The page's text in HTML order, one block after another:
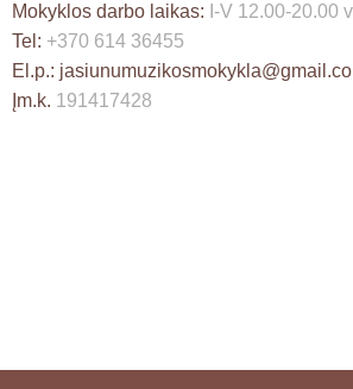
Mokyklos darbo laikas: I-V 12.00-20.00
Tel: +370 614 36455
El.p.:
Įm.k. 191417428